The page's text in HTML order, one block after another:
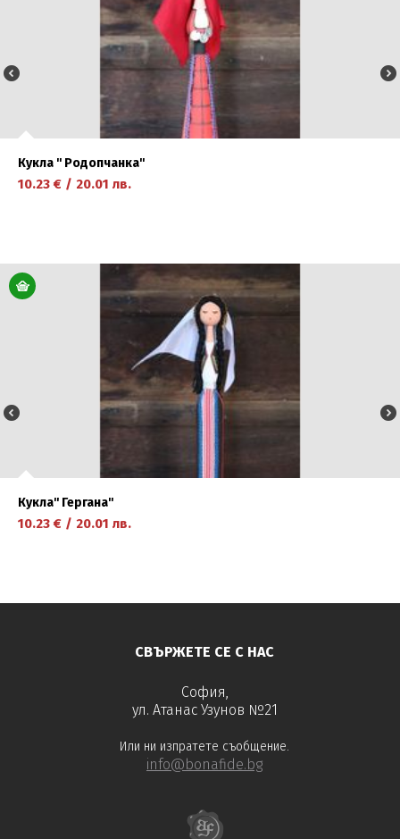
Кукла '' Родопчанка''
10.23 € / 20.01 лв.
научете повече
Кукла'' Гергана''
10.23 € / 20.01 лв.
СВЪРЖЕТЕ СЕ С НАС
София,
ул. Атанас Узунов №21
Или ни изпратете съобщение.
info@bonafide.bg